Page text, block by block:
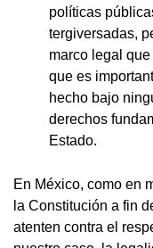
políticas
tergiversadas,
marco legal
que es
hecho bajo
derechos
Estado.
En México, como en
la Constitución a fin
atenten contra el